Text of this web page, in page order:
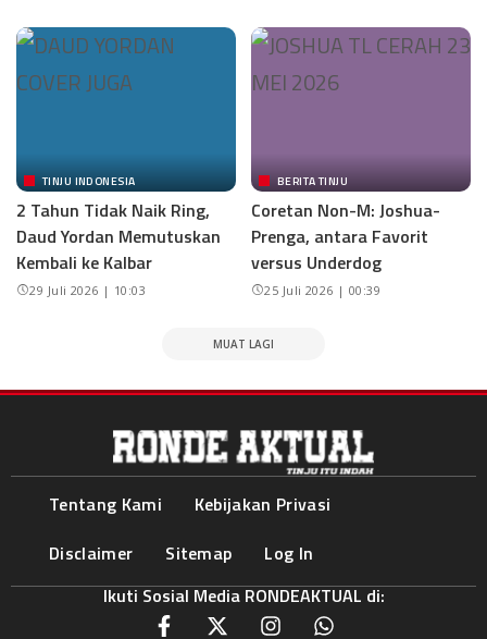
TINJU INDONESIA
2 Tahun Tidak Naik Ring,
Daud Yordan Memutuskan
Kembali ke Kalbar
29 Juli 2026 | 10:03
BERITA TINJU
Coretan Non-M: Joshua-
Prenga, antara Favorit
versus Underdog
25 Juli 2026 | 00:39
MUAT LAGI
Tentang Kami
Kebijakan Privasi
Disclaimer
Sitemap
Log In
Ikuti Sosial Media RONDEAKTUAL di: